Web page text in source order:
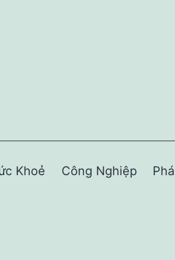
Khoẻ Công Nghiệp